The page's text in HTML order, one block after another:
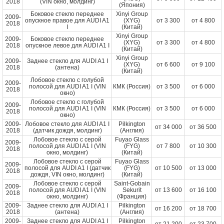
2018 (VIN окно, молдинг)
(Япония)
2009-
2018
Боковое стекло переднее
опускное правое для AUDI A1
Xinyi Group
(XYG)
(Китай)
от 3 300 от 4 800
2009-
2018
Боковое стекло переднее
опускное левое для AUDI A1 I
Xinyi Group
(XYG)
(Китай)
от 3 300 от 4 800
2009-
2018
Заднее стекло для AUDI A1 I
(антена)
Xinyi Group
(XYG)
(Китай)
от 6 600 от 9 100
2009-
2018
Лобовое стекло с голубой
полосой для AUDI A1 I (VIN
окно)
КМК (Россия) от 3 500 от 6 000
2009-
2018
Лобовое стекло с голубой
полосой для AUDI A1 I (VIN
окно)
КМК (Россия) от 3 500 от 6 000
2009-
2018
Лобовое стекло для AUDI A1 I
(датчик дождя, молдинг)
Pilkington
(Англия)
от 34 000 от 36 500
2009-
2018
Лобовое стекло с серой
полосой для AUDI A1 I (VIN
окно, молдинг)
Fuyao Glass
(FYG)
(Китай)
от 7 800 от 10 300
2009-
2018
Лобовое стекло с серой
полосой для AUDI A1 I (датчик
дождя, VIN окно, молдинг)
Fuyao Glass
(FYG)
(Китай)
от 10 500 от 13 000
2009-
2018
Лобовое стекло с серой
полосой для AUDI A1 I (VIN
окно, молдинг)
Saint-Gobain
Sekurit
(Франция)
от 13 600 от 16 100
2009-
2018
Заднее стекло для AUDI A1 I
(антена)
Pilkington
(Англия)
от 16 200 от 18 700
2009-
Заднее стекло для AUDI A1 I Pilkington